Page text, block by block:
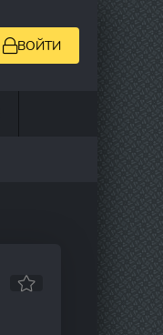
ВОЙТИ